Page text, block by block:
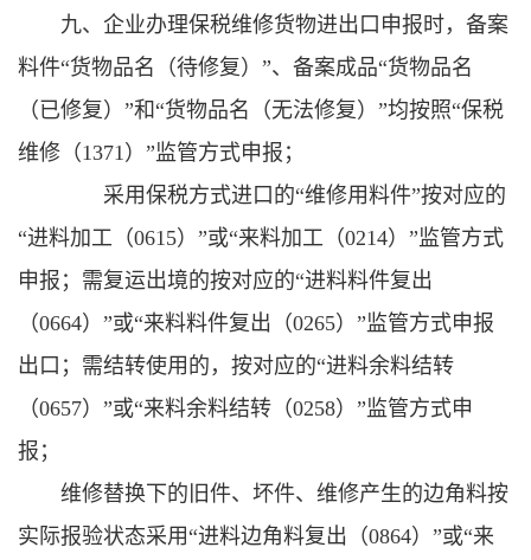
九、企业办理保税维修货物进出口申报时，备案
料件“货物品名（待修复）”、备案成品“货物品名
（已修复）”和“货物品名（无法修复）”均按照“保税
维修（1371）”监管方式申报；
采用保税方式进口的“维修用料件”按对应的
“进料加工（0615）”或“来料加工（0214）”监管方式
申报；需复运出境的按对应的“进料料件复出
（0664）”或“来料料件复出（0265）”监管方式申报
出口；需结转使用的，按对应的“进料余料结转
（0657）”或“来料余料结转（0258）”监管方式申
报；
维修替换下的旧件、坏件、维修产生的边角料按
实际报验状态采用“进料边角料复出（0864）”或“来